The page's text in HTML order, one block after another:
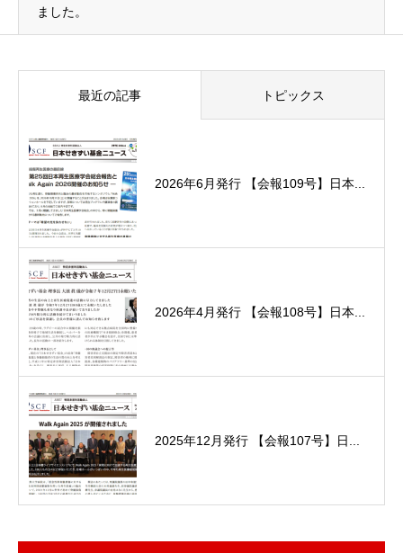
ました。
最近の記事 トピックス
2026年6月発行 【会報109号】日本...
2026年4月発行 【会報108号】日本...
2025年12月発行 【会報107号】日...